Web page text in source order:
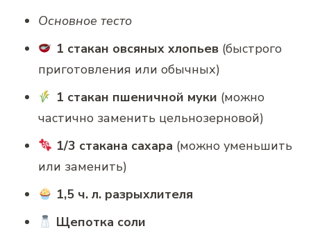
Основное тесто
1 стакан овсяных хлопьев(быстрого
приготовления или обычных)
1 стакан пшеничной муки (можно
частично заменить цельнозерновой)
1/3 стакана сахара (можно уменьшить
или заменить)
1,5 ч. л. разрыхлителя
Щепотка соли